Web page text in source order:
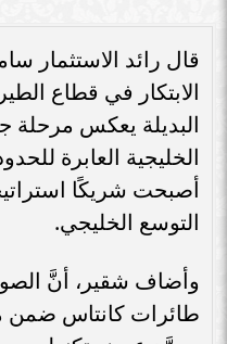
قال رائد الاستثمار
الابتكار في قطاع
البديلة يعكس مرحلة
الخليجية العابرة
أصبحت شريكًا
التوسع الخليجي.
وأضاف شقير، أنَّ
طائرات كانتاس ضمن